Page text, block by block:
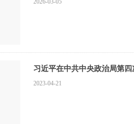
2026-03-05
习近平在中共中央政治局第
2023-04-21